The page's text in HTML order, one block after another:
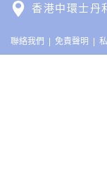
香港中環士丹
聯絡我們 免責聲明